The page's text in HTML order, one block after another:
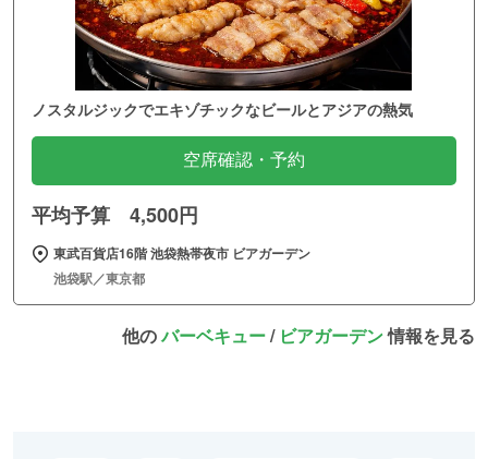
ノスタルジックでエキゾチックなビールとアジアの熱気
空席確認・予約
平均予算 4,500円
東武百貨店16階 池袋熱帯夜市 ビアガーデン
池袋駅／東京都
他のバーベキュー/ ビアガーデン情報を見る